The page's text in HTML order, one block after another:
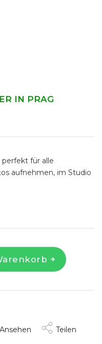
IN PRAG
für alle
aufnehmen, im Studio
Ansehen Teilen